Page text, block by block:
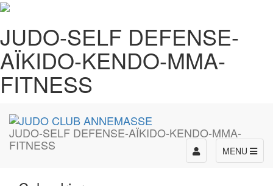
JUDO-SELF DEFENSE-
AÏKIDO-KENDO-MMA-
FITNESS
JUDO-SELF DEFENSE-AÏKIDO-KENDO-MMA-
FITNESS MENU
Toggle
navigation